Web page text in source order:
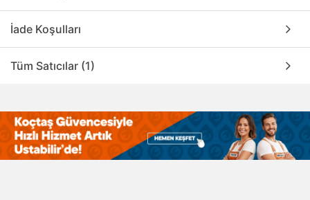
İade Koşulları
Tüm Satıcılar (1)